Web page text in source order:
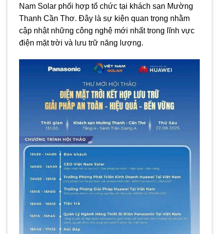
Nam Solar phối hợp tổ chức tại khách sạn Mường
Thanh Cần Thơ. Đây là sự kiện quan trọng nhằm
cập nhật những công nghệ mới nhất trong lĩnh vực
điện mặt trời và lưu trữ năng lượng.